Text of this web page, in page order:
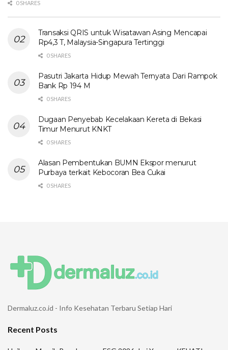
0 SHARES
Transaksi QRIS untuk Wisatawan Asing Mencapai
Rp4,3 T, Malaysia-Singapura Tertinggi
0 SHARES
Pasutri Jakarta Hidup Mewah Ternyata Dari Rampok
Bank Rp 194 M
0 SHARES
Dugaan Penyebab Kecelakaan Kereta di Bekasi
Timur Menurut KNKT
0 SHARES
Alasan Pembentukan BUMN Ekspor menurut
Purbaya terkait Kebocoran Bea Cukai
0 SHARES
Dermaluz.co.id - Info Kesehatan Terbaru Setiap Hari
Recent Posts